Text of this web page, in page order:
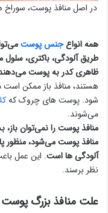
در اصل منافذ پوست،
همه انواعجنس پوست
طریق آلودگی، باکتری،
ظاهری کدر به پوست
هستند، منافذ باز ممکن
شود. پوست های چروک که
می‌شوند.
منافذ پوست را نمی‌توان
منافذ پوست می‌شود، منظور
آلودگی ها است. این عمل
نظر برسند.
علت منافذ بزرگ